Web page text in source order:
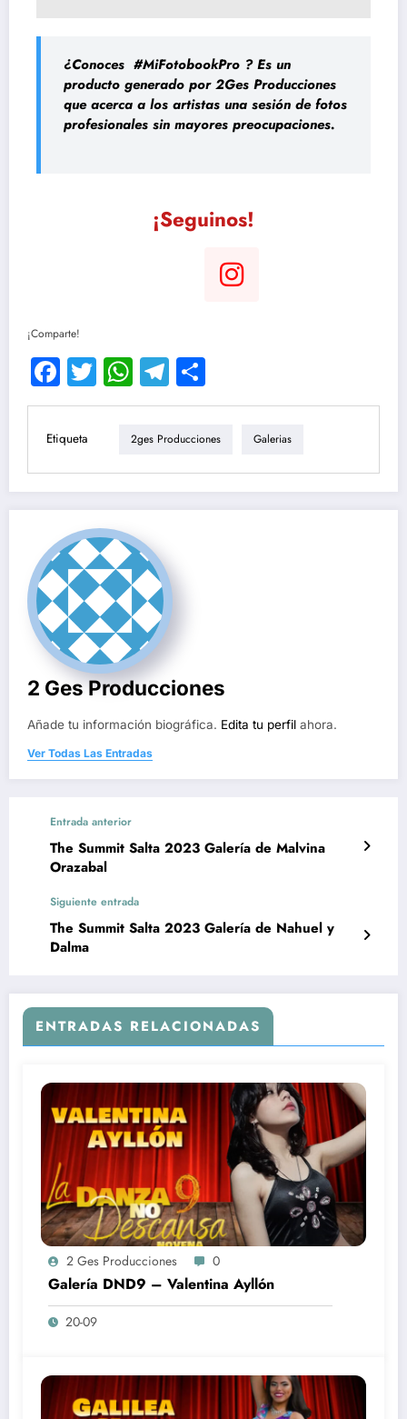
¿Conoces #MiFotobookPro ? Es un
producto generado por 2Ges Producciones
que acerca a los artistas una sesión de fotos
profesionales sin mayores preocupaciones.
¡Seguinos!
¡Comparte!
Facebook
TwitterWhatsApp
Telegram
Etiqueta 2ges Producciones Galerias
2 Ges Producciones
Añade tu información biográfica. Edita tu perfil ahora.
Ver Todas Las Entradas
Entrada anterior
The Summit Salta 2023 Galería de Malvina
Orazabal
Siguiente entrada
The Summit Salta 2023 Galería de Nahuel y
Dalma
ENTRADAS RELACIONADAS
2 Ges Producciones 0
Galería DND9 – Valentina Ayllón
20-09